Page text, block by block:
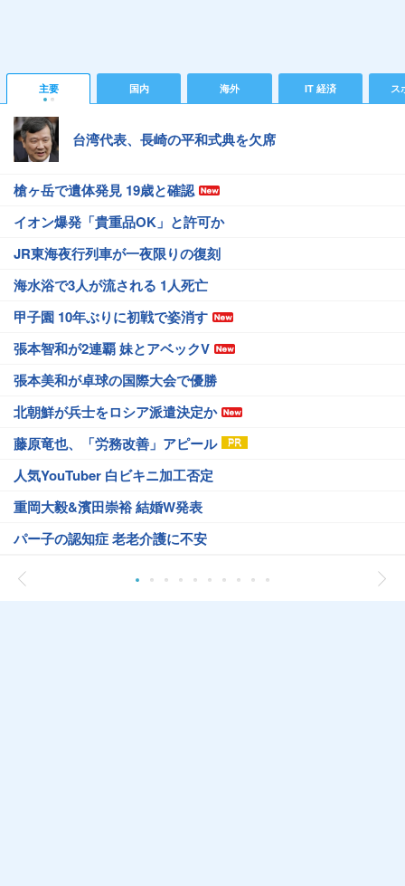
主要 国内 海外 IT 経済 ス
台湾代表、長崎の平和式典を欠席
槍ヶ岳で遺体発見 19歳と確認
イオン爆発「貴重品OK」と許可か
JR東海夜行列車が一夜限りの復刻
海水浴で3人が流される 1人死亡
甲子園 10年ぶりに初戦で姿消す
張本智和が2連覇 妹とアベックV
張本美和が卓球の国際大会で優勝
北朝鮮が兵士をロシア派遣決定か
藤原竜也、「労務改善」アピール
人気YouTuber 白ビキニ加工否定
重岡大毅&濱田崇裕 結婚W発表
パー子の認知症 老老介護に不安